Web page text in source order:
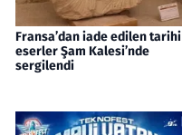
Fransa’dan iade edilen tarihi
eserler Şam Kalesi’nde
sergilendi